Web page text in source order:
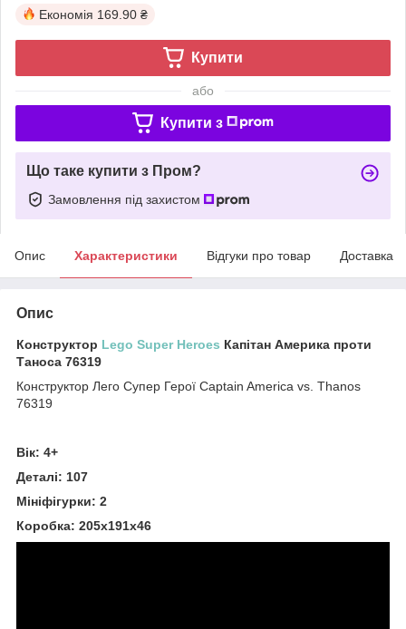
Економія 169.90 ₴
Купити
або
Купити з
Що таке купити з Пром?
Замовлення під захистом
Опис Характеристики Відгуки про товар Доставка
Опис
Конструктор Lego Super Heroes Капітан Америка проти
Таноса 76319
Конструктор Лего Супер Герої Captain America vs. Thanos
76319
Вік: 4+
Деталі: 107
Мініфігурки: 2
Коробка: 205х191х46